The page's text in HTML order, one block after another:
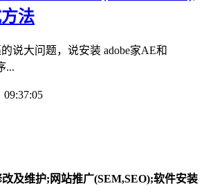
法
说大问题，说安装 adobe家AE和
...
09:37:05
及维护;网站推广(SEM,SEO);软件安装